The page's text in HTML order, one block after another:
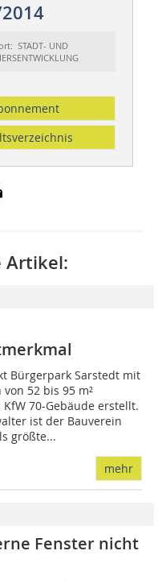
STADT- UND
Artikel:
Bürgerpark Sarstedt mit
52 bis 95 m²
70-Gebäude erstellt.
ist der Bauverein
größte...
mehr
Fenster nicht